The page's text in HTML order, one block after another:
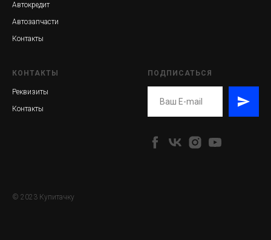
Автокредит
Автозапчасти
Контакты
КОНТАКТЫ
Реквизиты
Контакты
ПОДПИСАТЬСЯ
© 2023 Купитачку